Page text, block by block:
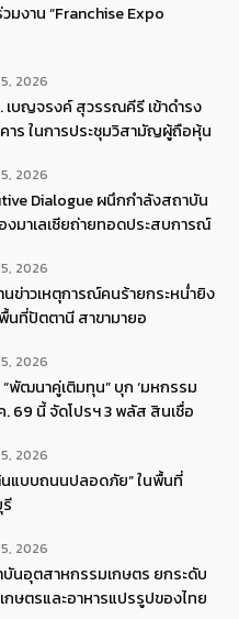
มงาน “Franchise Expo
2026
เบญจรงค์ สุวรรณคีรี เข้าดำรง
าร ในการประชุมวิสามัญผู้ถือหุ้น
2026
Dialogue ผนึกกำลังสถาบัน
งมาเลเซียถ่ายทอดประสบการณ์
2026
ข่าวเหตุการณ์คนร้ายกระหน่ำยิง
ที่ปัตตานี สาขามายอ
2026
“พัฒนาคู่เติมทุน” บุก ‘มหกรรม
. 69 นี้ จัดโปรฯ 3 พลัส สินเชื่อ
2026
นแบบถนนปลอดภัย” ในพื้นที่
2026
บันอุตสาหกรรมเกษตร ยกระดับ
ษตรและอาหารแปรรูปของไทย